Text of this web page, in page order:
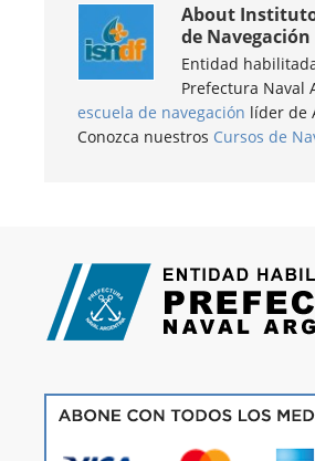
About
de Navegación
Entidad
Prefectura Naval
escuela de navegación líder de
Conozca nuestros Cursos de